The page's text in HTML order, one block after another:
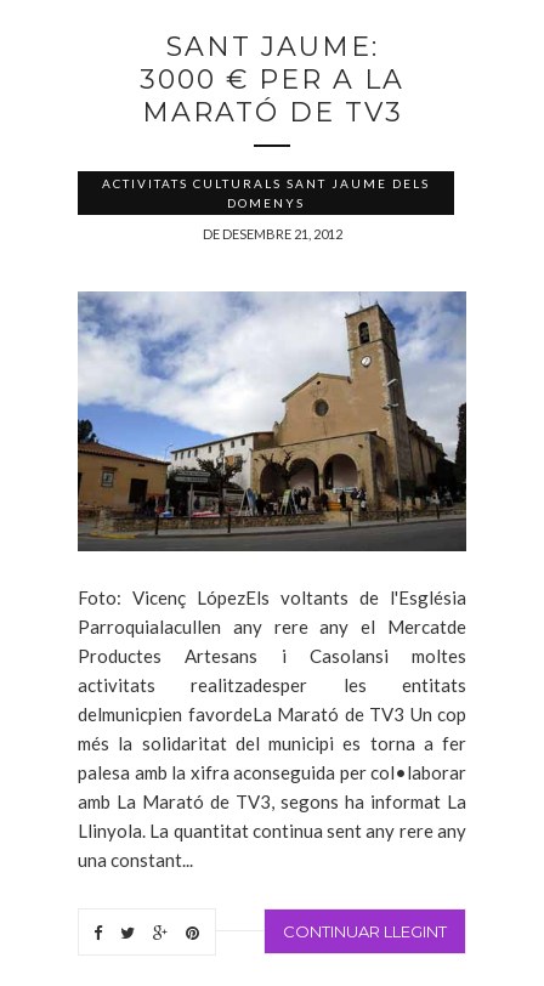
SANT JAUME:
3000 € PER A LA
MARATÓ DE TV3
ACTIVITATS CULTURALS SANT JAUME DELS
DOMENYS
DE DESEMBRE 21, 2012
Foto: Vicenç LópezEls voltants de l'Església
Parroquialacullen any rere any el Mercatde
Productes Artesans i Casolansi moltes
activitats realitzadesper les entitats
delmunicpien favordeLa Marató de TV3 Un cop
més la solidaritat del municipi es torna a fer
palesa amb la xifra aconseguida per col•laborar
amb La Marató de TV3, segons ha informat La
Llinyola. La quantitat continua sent any rere any
una constant...
CONTINUAR LLEGINT